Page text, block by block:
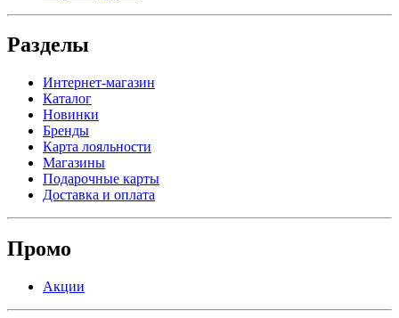
Разделы
Интернет-магазин
Каталог
Новинки
Бренды
Карта лояльности
Магазины
Подарочные карты
Доставка и оплата
Промо
Акции